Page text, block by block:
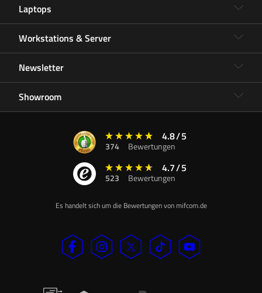
Laptops
Workstations & Server
Newsletter
Showroom
4.8/5
374 Bewertungen
4.7/5
523 Bewertungen
Es handelt sich um die Bewertungen von mifcom.de